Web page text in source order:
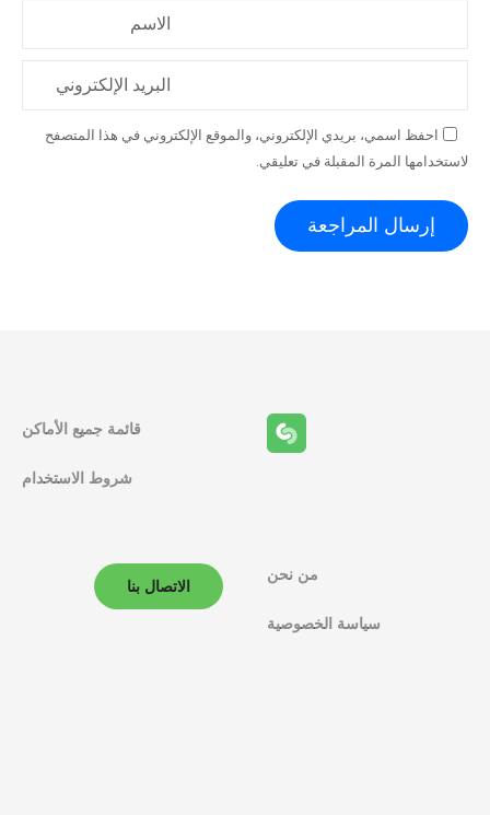
الاسم
البريد الإلكتروني
احفظ اسمي، بريدي الإلكتروني، والموقع الإلكتروني في هذا المتصفح
لاستخدامها المرة المقبلة في تعليقي.
قائمة جميع الأماكن
شروط الاستخدام
من نحن
سياسة الخصوصية
الاتصال بنا